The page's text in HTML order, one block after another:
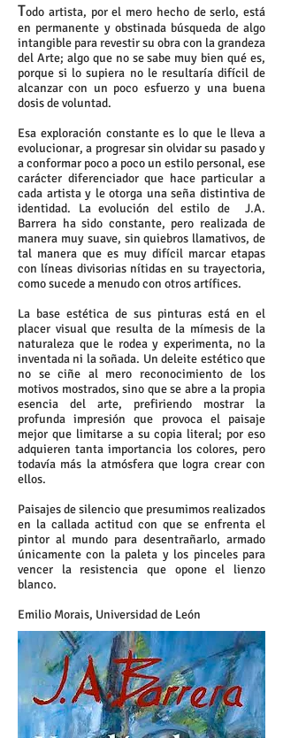
Todo artista, por el mero hecho de serlo, está
en permanente y obstinada búsqueda de algo
intangible para revestir su obra con la grandeza
del Arte; algo que no se sabe muy bien qué es,
porque si lo supiera no le resultaría difícil de
alcanzar con un poco esfuerzo y una buena
dosis de voluntad.
Esa exploración constante es lo que le lleva a
evolucionar, a progresar sin olvidar su pasado y
a conformar poco a poco un estilo personal, ese
carácter diferenciador que hace particular a
cada artista y le otorga una seña distintiva de
identidad. La evolución del estilo de J.A.
Barrera ha sido constante, pero realizada de
manera muy suave, sin quiebros llamativos, de
tal manera que es muy difícil marcar etapas
con líneas divisorias nítidas en su trayectoria,
como sucede a menudo con otros artífices.
La base estética de sus pinturas está en el
placer visual que resulta de la mímesis de la
naturaleza que le rodea y experimenta, no la
inventada ni la soñada. Un deleite estético que
no se ciñe al mero reconocimiento de los
motivos mostrados, sino que se abre a la propia
esencia del arte, prefiriendo mostrar la
profunda impresión que provoca el paisaje
mejor que limitarse a su copia literal; por eso
adquieren tanta importancia los colores, pero
todavía más la atmósfera que logra crear con
ellos.
Paisajes de silencio que presumimos realizados
en la callada actitud con que se enfrenta el
pintor al mundo para desentrañarlo, armado
únicamente con la paleta y los pinceles para
vencer la resistencia que opone el lienzo
blanco.
Emilio Morais, Universidad de León